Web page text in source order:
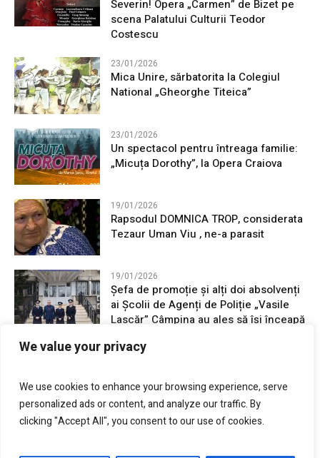
We value your privacy
We use cookies to enhance your browsing experience, serve
personalized ads or content, and analyze our traffic. By
clicking "Accept All", you consent to our use of cookies.
Severin! Opera „Carmen” de Bizet pe
scena Palatului Culturii Teodor
Costescu
23/01/2026
Mica Unire, sărbatorita la Colegiul
National „Gheorghe Titeica”
23/01/2026
Un spectacol pentru întreaga familie:
„Micuța Dorothy”, la Opera Craiova
19/01/2026
Rapsodul DOMNICA TROP, considerata
Tezaur Uman Viu , ne-a parasit
19/01/2026
Șefa de promoție și alți doi absolvenți
ai Școlii de Agenți de Poliție „Vasile
Lascăr” Câmpina au ales să își înceapă
Române, sărbatorită la Drobeta-Turnu
Severin